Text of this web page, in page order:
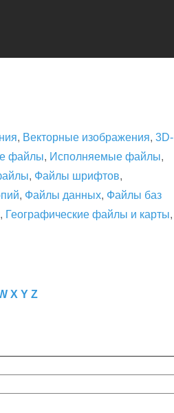
, Векторные изображения, 3D-
файлы, Исполняемые файлы,
, Файлы шрифтов,
, Файлы данных, Файлы баз
, Географические файлы и карты,
X Y Z